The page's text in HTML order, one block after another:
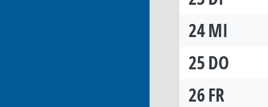
24MI
25DO
26FR